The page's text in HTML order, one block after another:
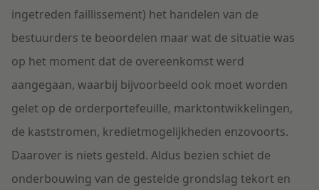
ingetreden faillissement) het handelen van de
bestuurders te beoordelen maar wat de situatie was
op het moment dat de overeenkomst werd
aangegaan, waarbij bijvoorbeeld ook moet worden
gelet op de orderportefeuille, marktontwikkelingen,
de kaststromen, kredietmogelijkheden enzovoorts.
Daarover is niets gesteld. Aldus bezien schiet de
onderbouwing van de gestelde grondslag tekort en